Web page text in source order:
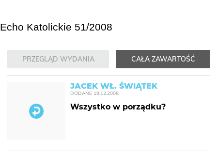
Echo Katolickie 51/2008
PRZEGLĄD WYDANIA CAŁA ZAWARTOŚĆ
JACEK WŁ. ŚWIĄTEK
DODANE 19.12.2008
Wszystko w porządku?